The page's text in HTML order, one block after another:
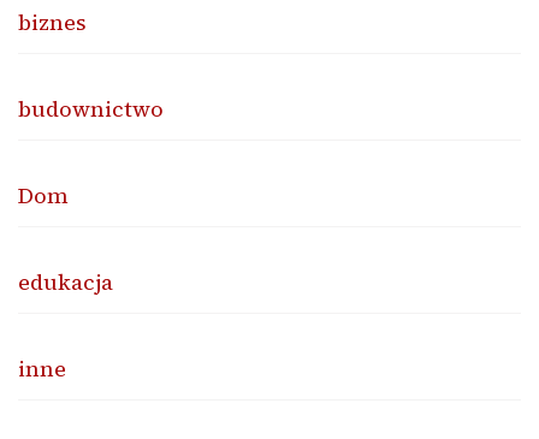
biznes
budownictwo
Dom
edukacja
inne